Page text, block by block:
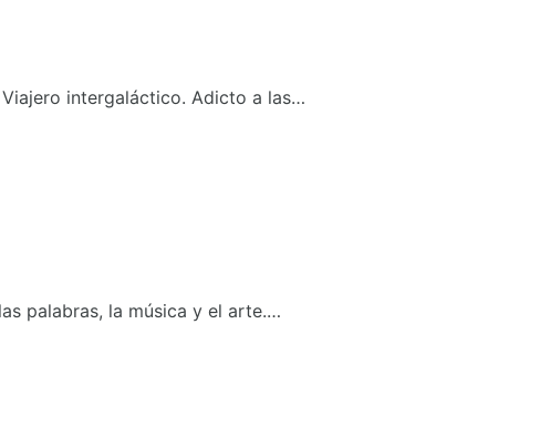
intergaláctico. Adicto a las…
palabras, la música y el arte.…